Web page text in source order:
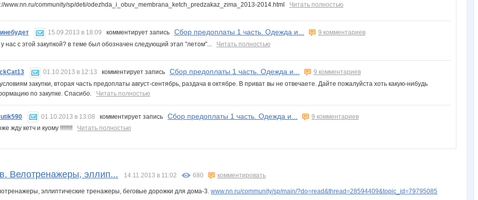
www.nn.ru/community/sp/deti/odezhda_i_obuv_membrana_ketch_predzakaz_zima_2013-2014.html Читать полностью
15.09.2013 в 18:09 комментирует запись Сбор предоплаты 1 часть. Одежда и...
9 комментариев
у нас с этой закупкой? в теме был обозначен следующий этап "летом"... Читать полностью
01.10.2013 в 12:13 комментирует запись Сбор предоплаты 1 часть. Одежда и...
9 комментариев
закупки, вторая часть предоплаты август-сентябрь, раздача в октябре. В приват вы не отвечаете. Дайте пожалуйста хоть какую-нибудь
по закупке. Спасибо. Читать полностью
01.10.2013 в 13:08 комментирует запись Сбор предоплаты 1 часть. Одежда и...
9 комментариев
жду кетч и куому !!!!!!!! Читать полностью
Велотренажеры, эллип... 14.11.2013 в 11:02 680 комментировать
эллиптические тренажеры, беговые дорожки для дома-3. www.nn.ru/community/sp/main/?do=read&thread=28594409&topic_id=79795085